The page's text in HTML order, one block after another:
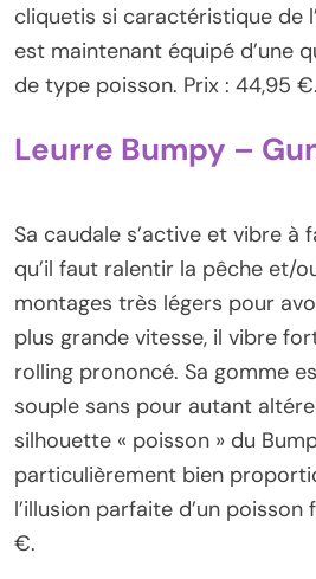
cliquetis si caractéristique de
est maintenant équipé d’une
de type poisson. Prix : 44,95 €.
Leurre Bumpy –
Sa caudale s’active et vibre à
qu’il faut ralentir la pêche et/
montages très légers pour
plus grande vitesse, il vibre
rolling prononcé. Sa gomme
souple sans pour autant
silhouette « poisson » du
particulièrement bien
l’illusion parfaite d’un poisson
€.